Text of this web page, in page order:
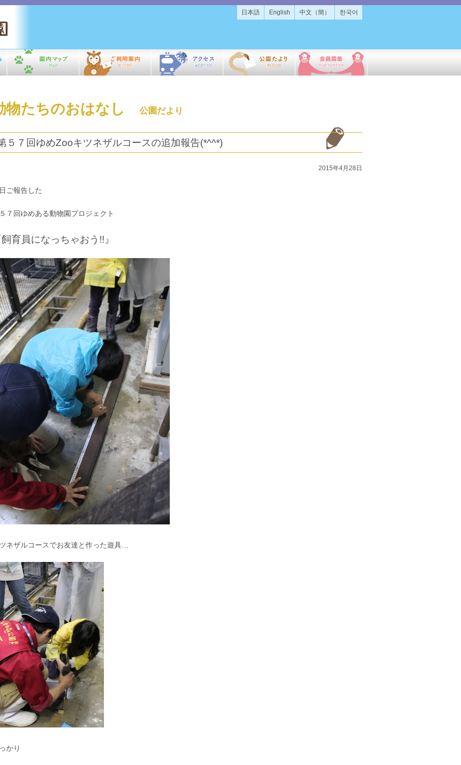
日本語 English 中文（簡） 한국어
物たちのおはなし 公園だより
５７回ゆめZooキツネザルコースの追加報告(*^^*)
2015年4月28日
ご報告した
７回ゆめある動物園プロジェクト
育員になっちゃおう!!』
ネザルコースでお友達と作った遊具…
かり